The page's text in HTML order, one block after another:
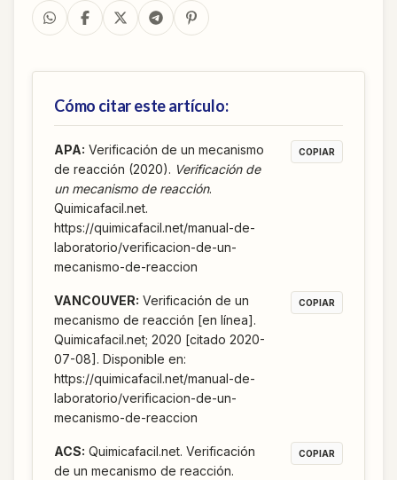
Cómo citar este artículo:
APA: Verificación de un mecanismo
de reacción (2020). Verificación de
un mecanismo de reacción.
Quimicafacil.net.
https://quimicafacil.net/manual-de-
laboratorio/verificacion-de-un-
mecanismo-de-reaccion
COPIAR
VANCOUVER: Verificación de un
mecanismo de reacción [en línea].
Quimicafacil.net; 2020 [citado 2020-
07-08]. Disponible en:
https://quimicafacil.net/manual-de-
laboratorio/verificacion-de-un-
mecanismo-de-reaccion
COPIAR
ACS: Quimicafacil.net. Verificación
de un mecanismo de reacción.
COPIAR